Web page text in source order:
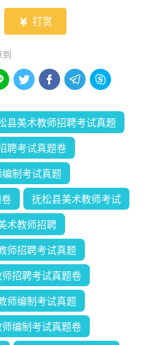
 打赏
到
   
县美术教师招聘考试真题
聘考试真题卷
制考试真题
抚松县美术教师考试
术教师招聘
师招聘考试真题
招聘考试真题卷
师编制考试真题
编制考试真题卷